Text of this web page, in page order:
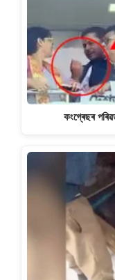
কংগ্ৰেছৰ